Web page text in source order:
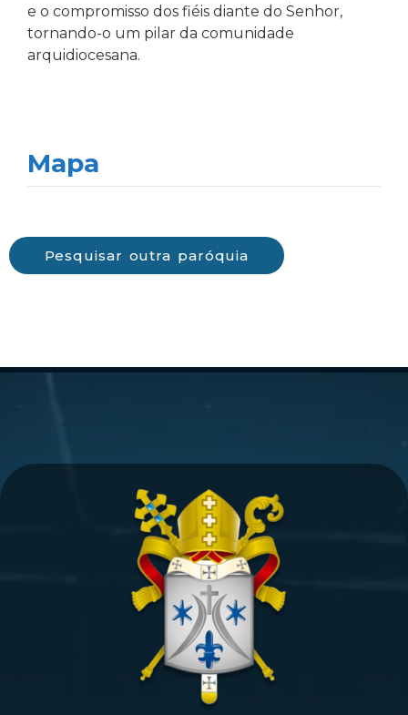
e o compromisso dos fiéis diante do Senhor,
tornando-o um pilar da comunidade
arquidiocesana.
Mapa
Pesquisar outra paróquia